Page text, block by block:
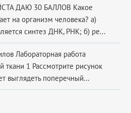
ДАЮ 30 БАЛЛОВ Какое
на организм человека? а)
синтез ДНК, РНК; б) ре...
Лабораторная работа
ткани 1 Рассмотрите рисунок
выглядеть поперечный...